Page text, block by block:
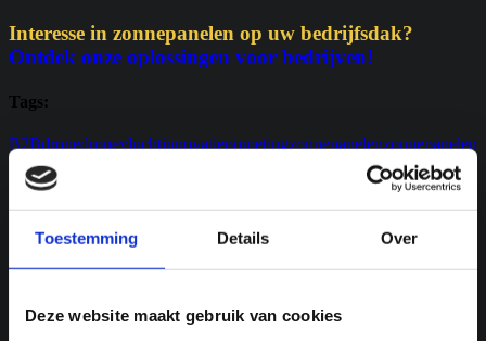
Toestemming Details Over
Deze website maakt gebruik van cookies
Interesse in zonnepanelen op uw bedrijfsdak?
Ontdek onze oplossingen voor bedrijven!
Tags:
B2Bdronedronevluchtinnovatieopmetingzonnepanelenzonnepanelen
bedrijven
Previous PostWat is de terugverdientijd van
zonnepanelen?